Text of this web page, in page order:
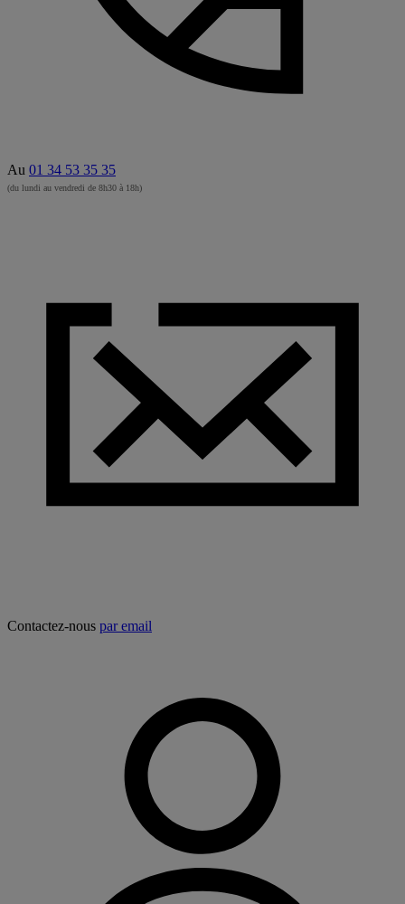
Au 01 34 53 35 35
(du lundi au vendredi de 8h30 à 18h)
Contactez-nous par email